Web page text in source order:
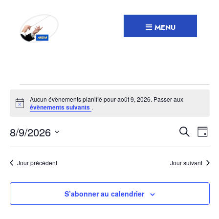
content
MENU
for
9,
2026
Notice
Aucun évènements planifié pour août 9, 2026. Passer aux
évènements suivants .
et
Recherche
de
Jour
8/9/2026
Sélectionnez
uneJour précédent Jour suivant
S’abonner au calendrier